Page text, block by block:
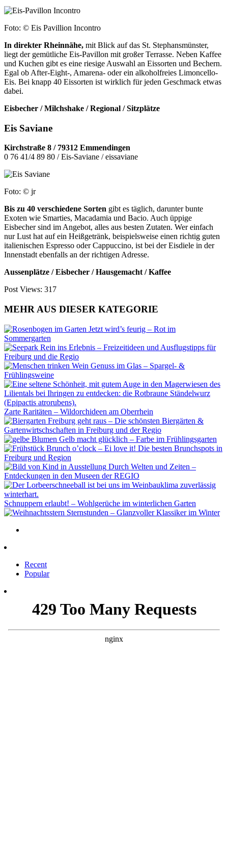
Foto: © Eis Pavillion Incontro
In direkter Rheinnähe, mit Blick auf das St. Stephansmünster,
liegt der gemütliche Eis-Pavillon mit großer Terrasse. Neben Kaffee
und Kuchen gibt es eine riesige Auswahl an Eissorten und Bechern.
Egal ob After-Eight-, Amarena- oder ein alkoholfreies Limoncello-
Eis. Bei knapp 40 Eissorten ist wirklich für jeden Geschmack etwas
dabei.
Eisbecher / Milchshake / Regional / Sitzplätze
Eis Saviane
Kirchstraße 8 / 79312 Emmendingen
0 76 41/4 89 80 / Eis-Saviane / eissaviane
Foto: © jr
Bis zu 40 verschiedene Sorten gibt es täglich, darunter bunte
Exoten wie Smarties, Macadamia und Bacio. Auch üppige
Eisbecher sind im Angebot, alles aus besten Zutaten. Wer einfach
nur Lust hat auf ein Heißgetränk, beispielsweise einen richtig guten
italienischen Espresso oder Cappuccino, ist bei der Eisdiele in der
Innenstadt ebenfalls an der richtigen Adresse.
Aussenplätze / Eisbecher / Hausgemacht / Kaffee
Post Views: 317
MEHR AUS DIESER KATEGORIE
Jetzt wird’s feurig – Rot im
Sommergarten
Rein ins Erlebnis – Freizeitideen und Ausflugstipps für
Freiburg und die Regio
Genuss im Glas – Spargel- &
Frühlingsweine
Zarte Raritäten – Wildorchideen am Oberrhein
Freiburg geht raus – Die schönsten Biergärten &
Gartenwirtschschaften in Freiburg und der Regio
Gelb macht glücklich – Farbe im Frühlingsgarten
Brunch o’clock – Ei love it! Die besten Brunchspots in
Freiburg und Region
Durch Welten und Zeiten –
Entdeckungen in den Museen der REGIO
Schnuppern erlaubt! – Wohlgerüche im winterlichen Garten
Sternstunden – Glanzvoller Klassiker im Winter
Recent
Popular